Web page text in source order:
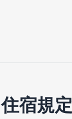
住宿規定